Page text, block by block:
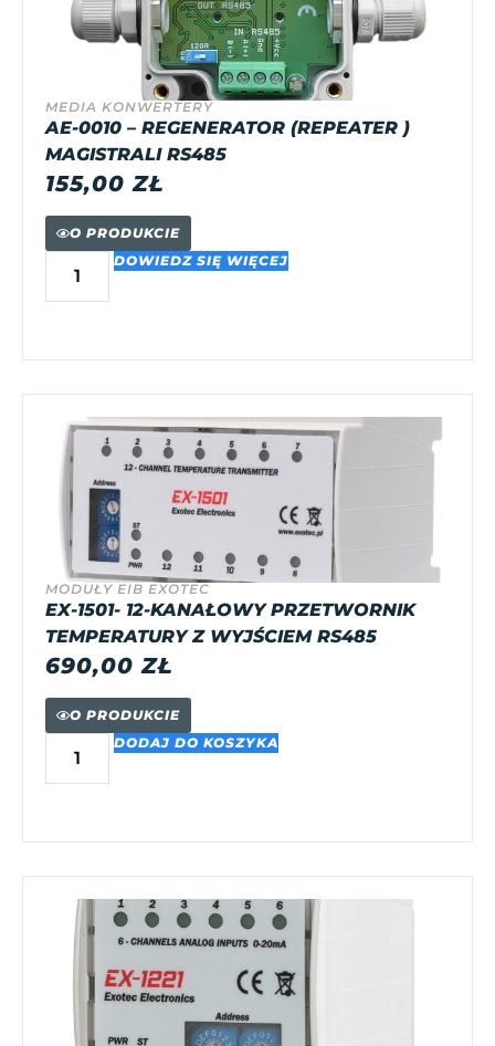
MEDIA KONWERTERY
AE-0010 – REGENERATOR (REPEATER )
MAGISTRALI RS485
155,00ZŁ
O PRODUKCIE
DOWIEDZ SIĘ WIĘCEJ
MODUŁY EIB EXOTEC
EX-1501- 12-KANAŁOWY PRZETWORNIK
TEMPERATURY Z WYJŚCIEM RS485
690,00ZŁ
O PRODUKCIE
DODAJ DO KOSZYKA